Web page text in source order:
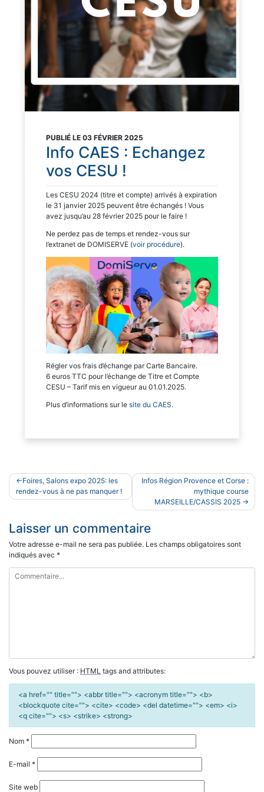
PUBLIÉ LE 03 FÉVRIER 2025
Info CAES : Echangez
vos CESU !
Les CESU 2024 (titre et compte) arrivés à expiration
le 31 janvier 2025 peuvent être échangés ! Vous
avez jusqu’au 28 février 2025 pour le faire !
Ne perdez pas de temps et rendez-vous sur
l’extranet de DOMISERVE (voir procédure).
Régler vos frais d’échange par Carte Bancaire.
6 euros TTC pour l’échange de Titre et Compte
CESU – Tarif mis en vigueur au 01.01.2025.
Plus d’informations sur le site du CAES.
Navigation
de
Foires, Salons expo 2025: les
rendez-vous à ne pas manquer !
Infos Région Provence et Corse :
mythique course
MARSEILLE/CASSIS 2025
Laisser un commentaire
Votre adresse e-mail ne sera pas publiée. Les champs obligatoires sont
indiqués avec *
Vous pouvez utiliser : HTML tags and attributes:
<a href="" title=""> <abbr title=""> <acronym title=""> <b>
<blockquote cite=""> <cite> <code> <del datetime=""> <em> <i>
<q cite=""> <s> <strike> <strong>
Nom *
E-mail *
Site web